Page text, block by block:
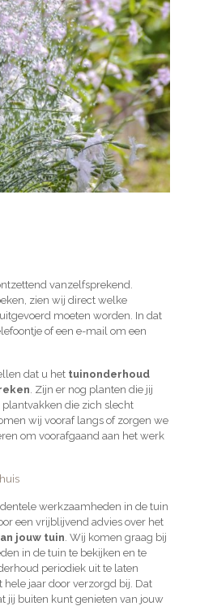
vanzelfsprekend.
zien wij direct welke
moeten worden. In dat
of een e-mail om een
dat u het tuinonderhoud
. Zijn er nog planten die jij
die zich slecht
wij vooraf langs of zorgen we
om voorafgaand aan het werk
werkzaamheden in de tuin
een vrijblijvend advies over het
jouw tuin . Wij komen graag bij
in de tuin te bekijken en te
periodiek uit te laten
hele jaar door verzorgd bij. Dat
jij buiten kunt genieten van jouw